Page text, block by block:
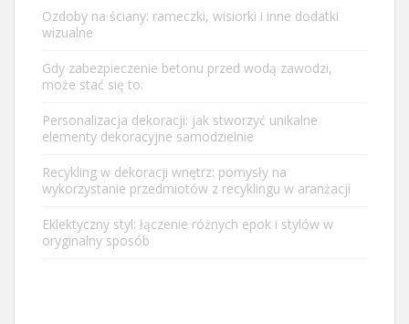
Ozdoby na ściany: rameczki, wisiorki i inne dodatki
wizualne
Gdy zabezpieczenie betonu przed wodą zawodzi,
może stać się to:
Personalizacja dekoracji: jak stworzyć unikalne
elementy dekoracyjne samodzielnie
Recykling w dekoracji wnętrz: pomysły na
wykorzystanie przedmiotów z recyklingu w aranżacji
Eklektyczny styl: łączenie różnych epok i stylów w
oryginalny sposób